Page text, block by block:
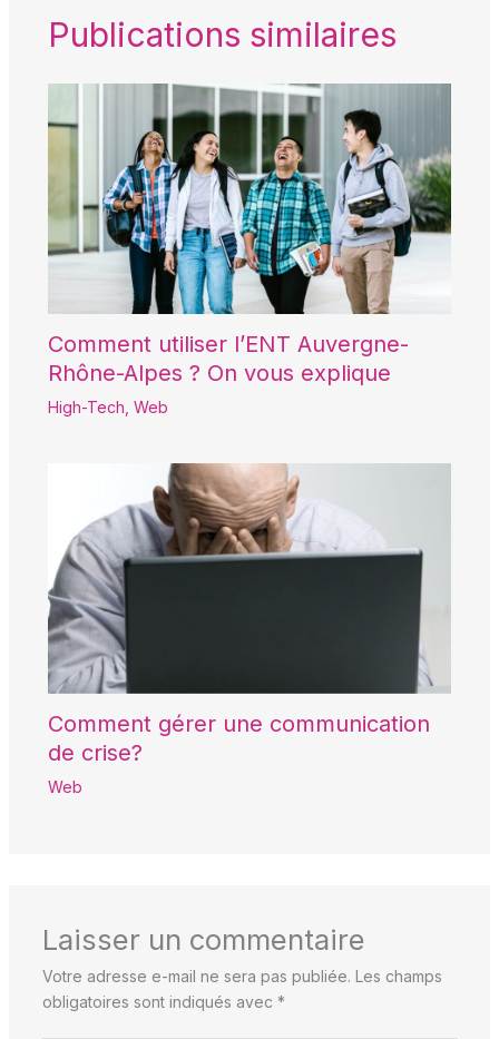
Publications similaires
Comment utiliser l’ENT Auvergne-
Rhône-Alpes ? On vous explique
High-Tech Web
Comment gérer une communication
de crise?
Web
Laisser un commentaire
Votre adresse e-mail ne sera pas publiée. Les champs
obligatoires sont indiqués avec *